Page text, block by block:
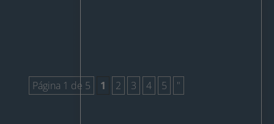
Página 1 de 5 1 2 3 4 5 "